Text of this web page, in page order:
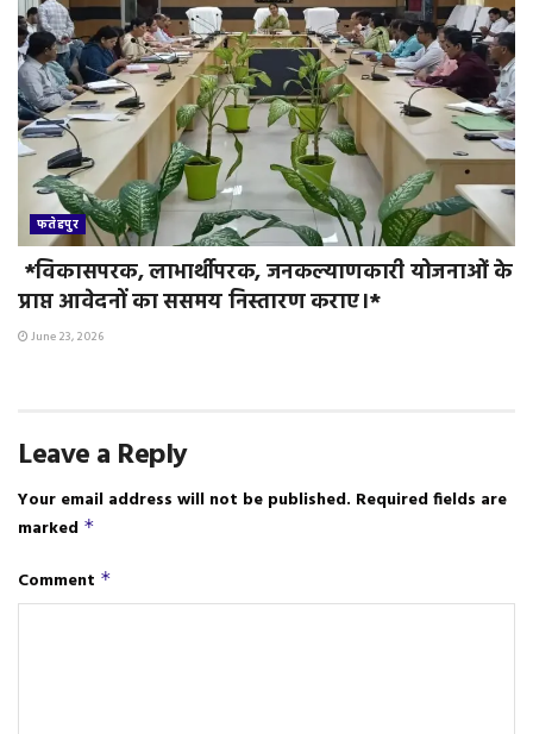
फतेहपुर
*विकासपरक, लाभार्थीपरक, जनकल्याणकारी योजनाओं के
प्राप्त आवेदनों का ससमय निस्तारण कराए।*
June 23, 2026
Leave a Reply
Your email address will not be published. Required fields are
marked *
Comment *